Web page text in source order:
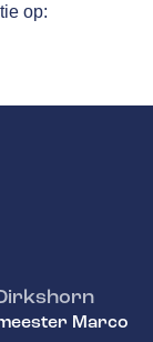
op:
Marco